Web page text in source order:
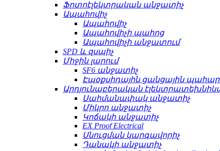
Ֆոտոէլեկտրական անջատիչ
Ապահովիչ
Ապահովիչ
Ապահովիչի պահոց
Ապահովիչի անջատում
SPD և զսպիչ
Միջին լարում
SF6 անջատիչ
Էպօքսիդային ցանցային
Արդյունաբերական
Սահմանափակ անջատիչ
Միկրո անջատիչ
Կոճակի անջատիչ
EX Proof Electrical
Սնուցման կարգավորիչ
Դանակի անջատիչ